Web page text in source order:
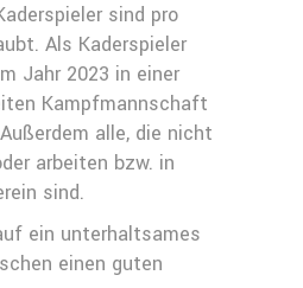
sind pro
Als Kaderspieler
Jahr 2023 in einer
Kampfmannschaft
alle, die nicht
arbeiten bzw. in
sind.
ein unterhaltsames
einen guten